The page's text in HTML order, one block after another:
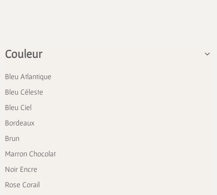
Couleur
Bleu Atlantique
Bleu Céleste
Bleu Ciel
Bordeaux
Brun
Marron Chocolat
Noir Encre
Rose Corail